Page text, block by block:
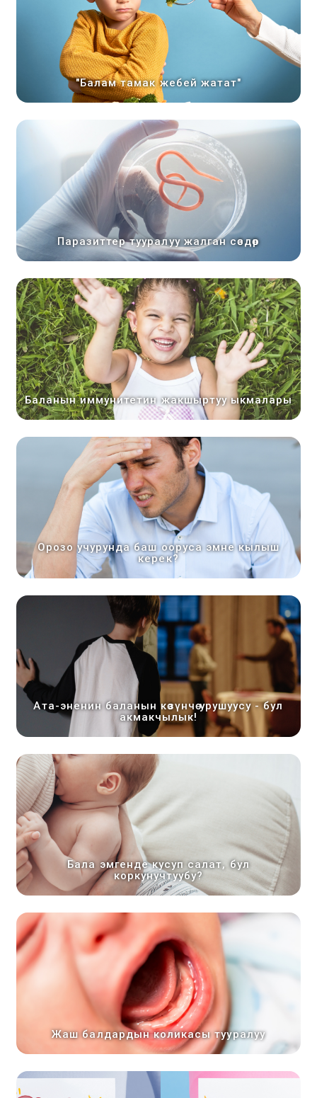
"Балам тамак жебей жатат"
Паразиттер тууралуу жалган сөздөр
Баланын иммунитетин жакшыртуу ыкмалары
Орозо учурунда баш ооруса эмне кылыш
керек?
Ата-эненин баланын көзүнчө урушуусу - бул
акмакчылык!
Бала эмгенде кусуп салат, бул
коркунучтуубу?
Жаш балдардын коликасы тууралуу